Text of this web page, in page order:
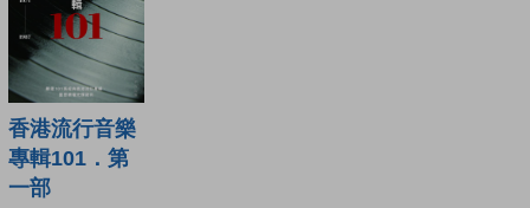
香港流行音樂
專輯101．第
一部